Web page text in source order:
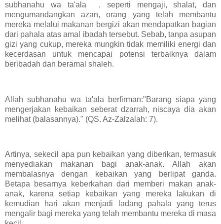
subhanahu wa ta'ala , seperti mengaji, shalat, dan
mengumandangkan azan, orang yang telah membantu
mereka melalui makanan bergizi akan mendapatkan bagian
dari pahala atas amal ibadah tersebut. Sebab, tanpa asupan
gizi yang cukup, mereka mungkin tidak memiliki energi dan
kecerdasan untuk mencapai potensi terbaiknya dalam
beribadah dan beramal shaleh.
Allah subhanahu wa ta'ala berfirman:"Barang siapa yang
mengerjakan kebaikan seberat dzarrah, niscaya dia akan
melihat (balasannya)." (QS. Az-Zalzalah: 7).
Artinya, sekecil apa pun kebaikan yang diberikan, termasuk
menyediakan makanan bagi anak-anak. Allah akan
membalasnya dengan kebaikan yang berlipat ganda.
Betapa besarnya keberkahan dari memberi makan anak-
anak, karena setiap kebaikan yang mereka lakukan di
kemudian hari akan menjadi ladang pahala yang terus
mengalir bagi mereka yang telah membantu mereka di masa